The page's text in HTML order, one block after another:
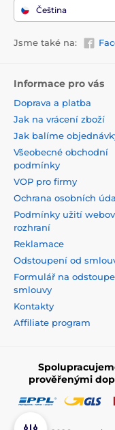
Čeština
Jsme také na:
Informace pro vás
Doprava a platba
Jak na vrácení zboží
Jak balíme
Všeobecné obchodní
podmínky
VOP pro firmy
Ochrana osobních
Podmínky užití
rozhraní
Reklamace
Odstoupení od
Formulář na
smlouvy
Kontakty
Affiliate program
prověřenými